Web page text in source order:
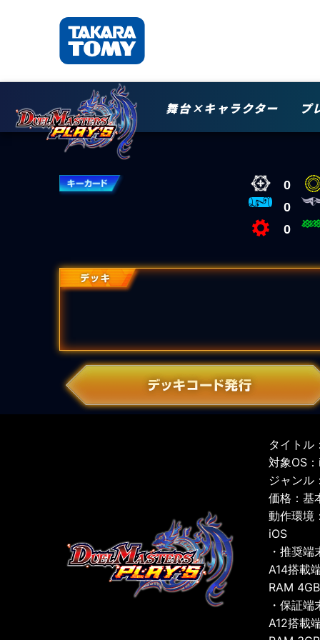
舞台×キャラクター プ
0
0
0
タイトル
対象OS
ジャンル
価格：基
動作環境
iOS
・推奨端
A14搭載
RAM
・保証端
A12搭載